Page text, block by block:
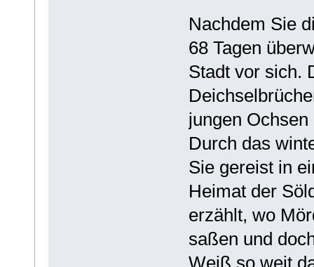
Nachdem Sie
68 Tagen
Stadt vor sich.
jungen
Durch das
Sie gereist in
Heimat der
erzählt, wo
saßen und
Weiß so weit